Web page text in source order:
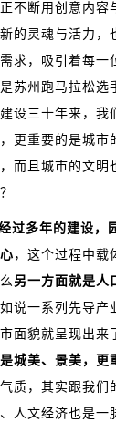
不断用创意内容
的灵魂与活力，
求，吸引着每一
苏州跑马拉松选
设三十年来，我
更重要的是城市
而且城市的文明
过多年的建设，
，这个过程中载
另一方面就是人
说一系列先导产
面貌就呈现出来
城美、景美，更
质，其实跟我们
人文经济也是一